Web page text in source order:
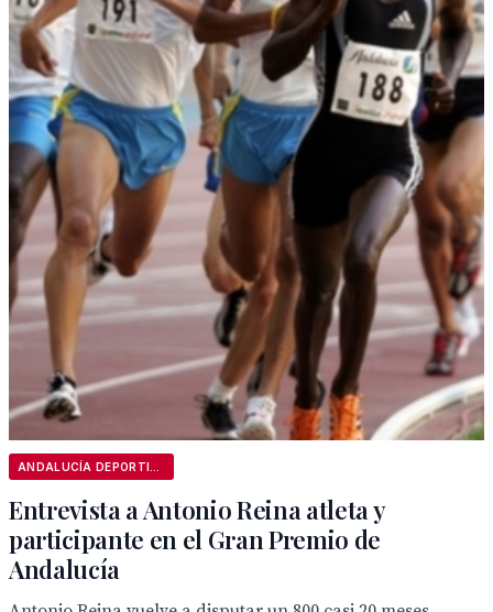
Entrevista a Antonio Reina atleta y
participante en el Gran Premio de
Andalucía